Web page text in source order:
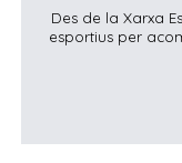
Des de la Xarxa
esportius per